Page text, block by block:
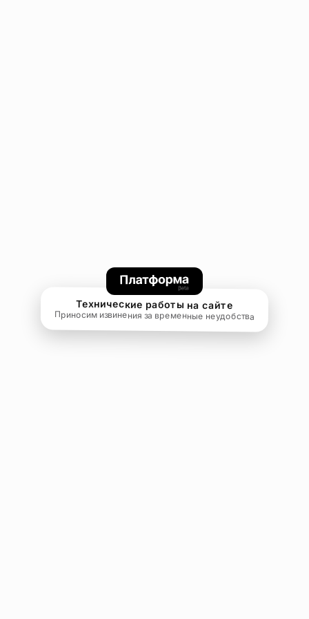
Технические работы на сайте
Приносим извинения за временные неудобства